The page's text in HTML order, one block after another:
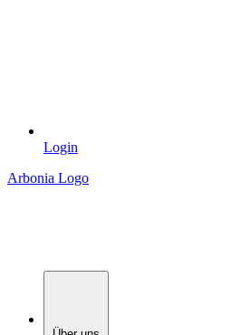
Login
Arbonia Logo